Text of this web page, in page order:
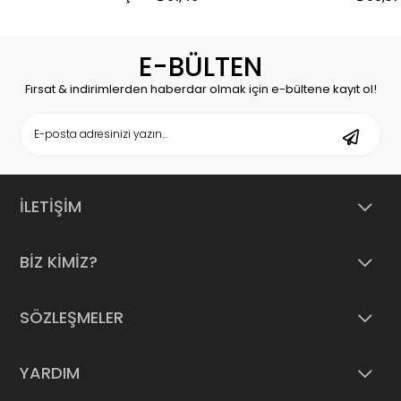
E-BÜLTEN
Fırsat & indirimlerden haberdar olmak için e-bültene kayıt ol!
İLETİŞİM
BİZ KİMİZ?
SÖZLEŞMELER
YARDIM